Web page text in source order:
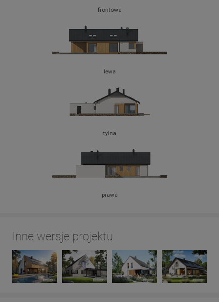
frontowa
lewa
tylna
prawa
Inne wersje projektu